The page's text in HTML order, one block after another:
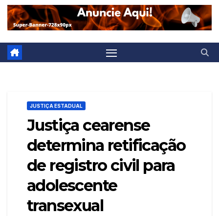
JUSTIÇA ESTADUAL
Justiça cearense
determina retificação
de registro civil para
adolescente
transexual